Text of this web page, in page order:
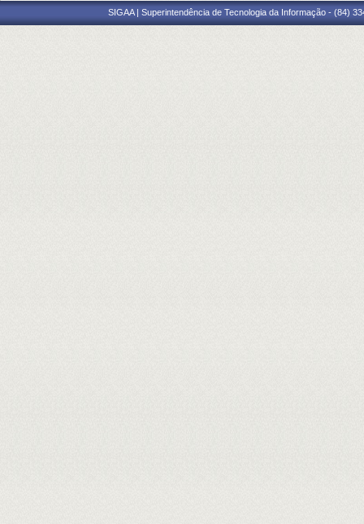
SIGAA | Superintendência de Tecnologia da Informação - (84)